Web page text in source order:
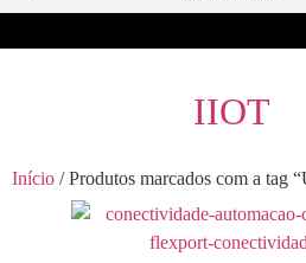
IIOT
Início / Produtos marcados com a tag